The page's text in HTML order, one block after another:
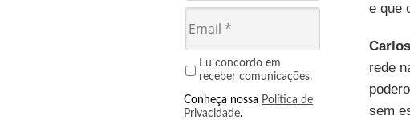
Eu concordo em
receber comunicações.
Conheça nossa Política de
Privacidade.
e que
rede
sem